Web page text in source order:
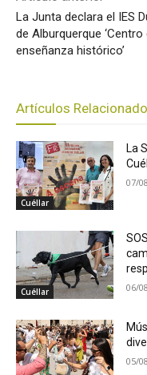
La Junta declara el IES
de Alburquerque ‘Centro
enseñanza histórico’
Artículos
Cuéllar
La
07/
Cuéllar 06/
05/